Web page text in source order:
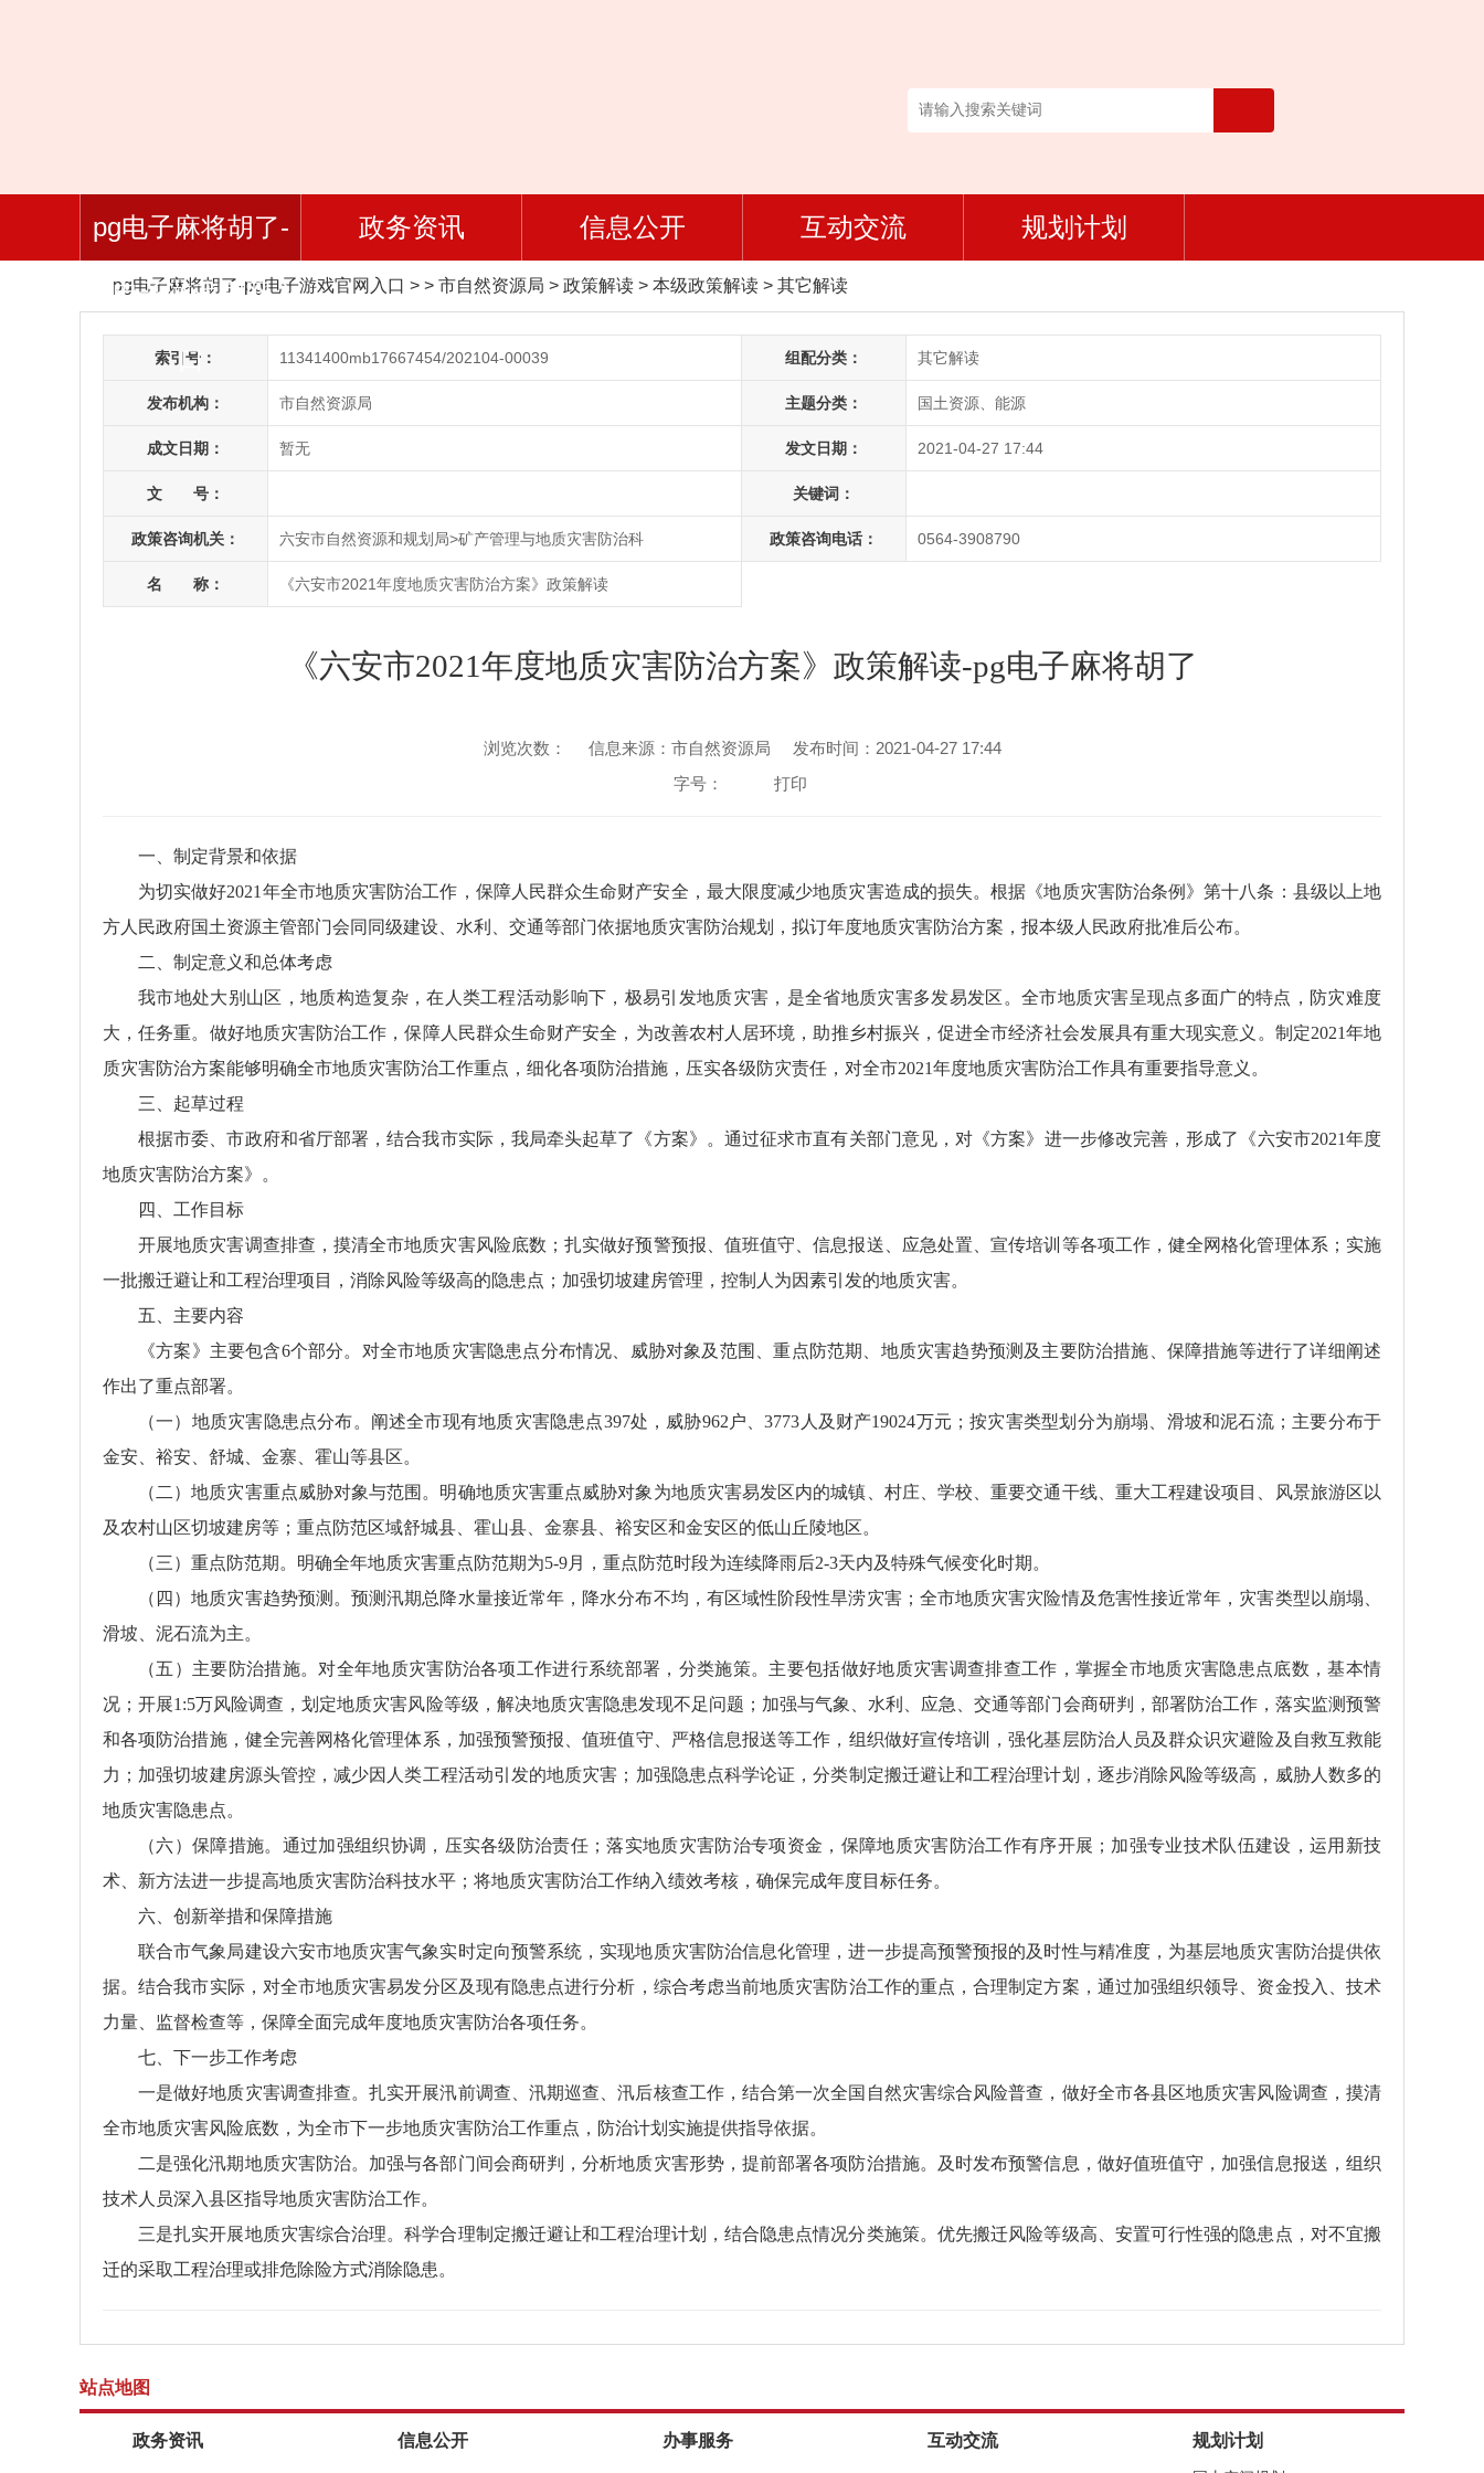
pg电子麻将胡了-
pg电子游戏官网入
口
政务资讯 信息公开 互动交流 规划计划
pg电子麻将胡了-pg电子游戏官网入口 > > 市自然资源局 > 政策解读 > 本级政策解读 > 其它解读
索引号： 11341400mb17667454/202104-00039 组配分类： 其它解读
发布机构： 市自然资源局 主题分类： 国土资源、能源
成文日期： 暂无 发文日期： 2021-04-27 17:44
文 号： 关键词：
政策咨询机关： 六安市自然资源和规划局>矿产管理与地质灾害防治科 政策咨询电话： 0564-3908790
名 称： 《六安市2021年度地质灾害防治方案》政策解读
《六安市2021年度地质灾害防治方案》政策解读-pg电子麻将胡了
浏览次数： 信息来源：市自然资源局
发布时间：2021-04-27 17:44
字号：
打印
一、制定背景和依据
为切实做好2021年全市地质灾害防治工作，保障人民群众生命财产安全，最大限度减少地质灾害造成的损失。根据《地质灾害防治条例》第十八条：县级以上地
方人民政府国土资源主管部门会同同级建设、水利、交通等部门依据地质灾害防治规划，拟订年度地质灾害防治方案，报本级人民政府批准后公布。
二、制定意义和总体考虑
我市地处大别山区，地质构造复杂，在人类工程活动影响下，极易引发地质灾害，是全省地质灾害多发易发区。全市地质灾害呈现点多面广的特点，防灾难度
大，任务重。做好地质灾害防治工作，保障人民群众生命财产安全，为改善农村人居环境，助推乡村振兴，促进全市经济社会发展具有重大现实意义。制定2021年地
质灾害防治方案能够明确全市地质灾害防治工作重点，细化各项防治措施，压实各级防灾责任，对全市2021年度地质灾害防治工作具有重要指导意义。
三、起草过程
根据市委、市政府和省厅部署，结合我市实际，我局牵头起草了《方案》。通过征求市直有关部门意见，对《方案》进一步修改完善，形成了《六安市2021年度
地质灾害防治方案》。
四、工作目标
开展地质灾害调查排查，摸清全市地质灾害风险底数；扎实做好预警预报、值班值守、信息报送、应急处置、宣传培训等各项工作，健全网格化管理体系；实施
一批搬迁避让和工程治理项目，消除风险等级高的隐患点；加强切坡建房管理，控制人为因素引发的地质灾害。
五、主要内容
《方案》主要包含6个部分。对全市地质灾害隐患点分布情况、威胁对象及范围、重点防范期、地质灾害趋势预测及主要防治措施、保障措施等进行了详细阐述
作出了重点部署。
（一）地质灾害隐患点分布。阐述全市现有地质灾害隐患点397处，威胁962户、3773人及财产19024万元；按灾害类型划分为崩塌、滑坡和泥石流；主要分布于
金安、裕安、舒城、金寨、霍山等县区。
（二）地质灾害重点威胁对象与范围。明确地质灾害重点威胁对象为地质灾害易发区内的城镇、村庄、学校、重要交通干线、重大工程建设项目、风景旅游区以
及农村山区切坡建房等；重点防范区域舒城县、霍山县、金寨县、裕安区和金安区的低山丘陵地区。
（三）重点防范期。明确全年地质灾害重点防范期为5-9月，重点防范时段为连续降雨后2-3天内及特殊气候变化时期。
（四）地质灾害趋势预测。预测汛期总降水量接近常年，降水分布不均，有区域性阶段性旱涝灾害；全市地质灾害灾险情及危害性接近常年，灾害类型以崩塌、
滑坡、泥石流为主。
（五）主要防治措施。对全年地质灾害防治各项工作进行系统部署，分类施策。主要包括做好地质灾害调查排查工作，掌握全市地质灾害隐患点底数，基本情
况；开展1:5万风险调查，划定地质灾害风险等级，解决地质灾害隐患发现不足问题；加强与气象、水利、应急、交通等部门会商研判，部署防治工作，落实监测预警
和各项防治措施，健全完善网格化管理体系，加强预警预报、值班值守、严格信息报送等工作，组织做好宣传培训，强化基层防治人员及群众识灾避险及自救互救能
力；加强切坡建房源头管控，减少因人类工程活动引发的地质灾害；加强隐患点科学论证，分类制定搬迁避让和工程治理计划，逐步消除风险等级高，威胁人数多的
地质灾害隐患点。
（六）保障措施。通过加强组织协调，压实各级防治责任；落实地质灾害防治专项资金，保障地质灾害防治工作有序开展；加强专业技术队伍建设，运用新技
术、新方法进一步提高地质灾害防治科技水平；将地质灾害防治工作纳入绩效考核，确保完成年度目标任务。
六、创新举措和保障措施
联合市气象局建设六安市地质灾害气象实时定向预警系统，实现地质灾害防治信息化管理，进一步提高预警预报的及时性与精准度，为基层地质灾害防治提供依
据。结合我市实际，对全市地质灾害易发分区及现有隐患点进行分析，综合考虑当前地质灾害防治工作的重点，合理制定方案，通过加强组织领导、资金投入、技术
力量、监督检查等，保障全面完成年度地质灾害防治各项任务。
七、下一步工作考虑
一是做好地质灾害调查排查。扎实开展汛前调查、汛期巡查、汛后核查工作，结合第一次全国自然灾害综合风险普查，做好全市各县区地质灾害风险调查，摸清
全市地质灾害风险底数，为全市下一步地质灾害防治工作重点，防治计划实施提供指导依据。
二是强化汛期地质灾害防治。加强与各部门间会商研判，分析地质灾害形势，提前部署各项防治措施。及时发布预警信息，做好值班值守，加强信息报送，组织
技术人员深入县区指导地质灾害防治工作。
三是扎实开展地质灾害综合治理。科学合理制定搬迁避让和工程治理计划，结合隐患点情况分类施策。优先搬迁风险等级高、安置可行性强的隐患点，对不宜搬
迁的采取工程治理或排危除险方式消除隐患。
站点地图
政务资讯 信息公开 办事服务 互动交流 规划计划